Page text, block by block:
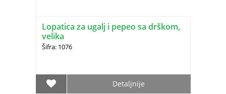
Lopatica za ugalj i pepeo sa drškom,
velika
Šifra: 1076
Detaljnije